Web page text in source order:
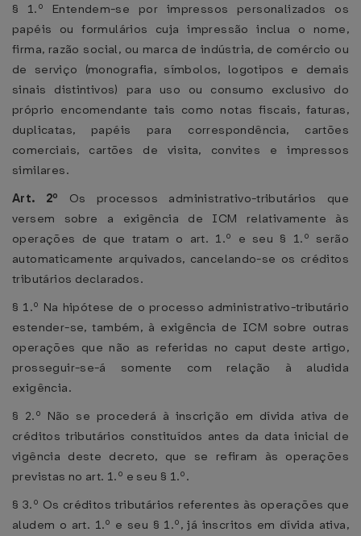
§ 1.º Entendem-se por impressos personalizados os
papéis ou formulários cuja impressão inclua o nome,
firma, razão social, ou marca de indústria, de comércio ou
de serviço (monografia, símbolos, logotipos e demais
sinais distintivos) para uso ou consumo exclusivo do
próprio encomendante tais como notas fiscais, faturas,
duplicatas, papéis para correspondência, cartões
comerciais, cartões de visita, convites e impressos
similares.
Art. 2º Os processos administrativo-tributários que
versem sobre a exigência de ICM relativamente às
operações de que tratam o art. 1.º e seu § 1.º serão
automaticamente arquivados, cancelando-se os créditos
tributários declarados.
§ 1.º Na hipótese de o processo administrativo-tributário
estender-se, também, à exigência de ICM sobre outras
operações que não as referidas no caput deste artigo,
prosseguir-se-á somente com relação à aludida
exigência.
§ 2.º Não se procederá à inscrição em dívida ativa de
créditos tributários constituídos antes da data inicial de
vigência deste decreto, que se refiram às operações
previstas no art. 1.º e seu § 1.º.
§ 3.º Os créditos tributários referentes às operações que
aludem o art. 1.º e seu § 1.º, já inscritos em dívida ativa,